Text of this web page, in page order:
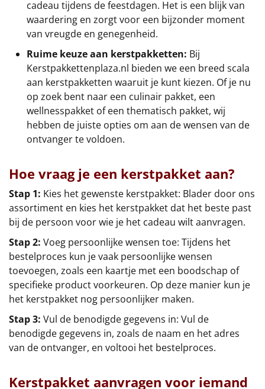
Wake up light
NIEUW
Borrelplank
Warmtekussen
NIEUW
Slowcooker POPULAIR
NIEUW
Deken (fleece plaid)
Alle artikelen
Overige
Ideeën
Personeel
Doe het zelf
cadeau tijdens de feestdagen. Het is een blijk van
waardering en zorgt voor een bijzonder moment
van vreugde en genegenheid.
Ruime keuze aan kerstpakketten: Bij
Kerstpakkettenplaza.nl bieden we een breed scala
aan kerstpakketten waaruit je kunt kiezen. Of je nu
op zoek bent naar een culinair pakket, een
wellnesspakket of een thematisch pakket, wij
hebben de juiste opties om aan de wensen van de
ontvanger te voldoen.
Hoe vraag je een kerstpakket aan?
Stap 1: Kies het gewenste kerstpakket: Blader door ons
assortiment en kies het kerstpakket dat het beste past
bij de persoon voor wie je het cadeau wilt aanvragen.
Stap 2: Voeg persoonlijke wensen toe: Tijdens het
bestelproces kun je vaak persoonlijke wensen
toevoegen, zoals een kaartje met een boodschap of
specifieke product voorkeuren. Op deze manier kun je
het kerstpakket nog persoonlijker maken.
Stap 3: Vul de benodigde gegevens in: Vul de
benodigde gegevens in, zoals de naam en het adres
van de ontvanger, en voltooi het bestelproces.
Kerstpakket aanvragen voor iemand